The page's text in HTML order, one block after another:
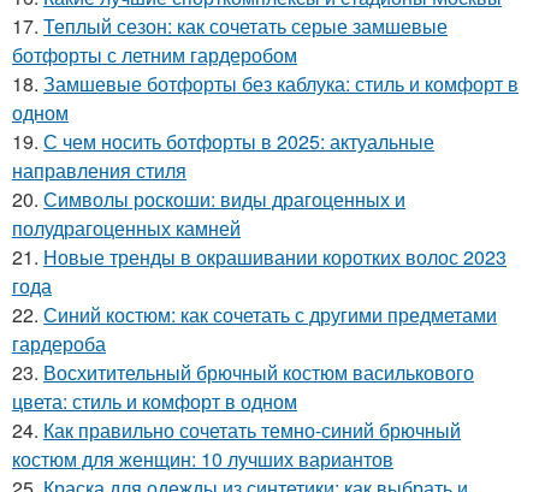
17. Теплый сезон: как сочетать серые замшевые
ботфорты с летним гардеробом
18. Замшевые ботфорты без каблука: стиль и комфорт в
одном
19. С чем носить ботфорты в 2025: актуальные
направления стиля
20. Символы роскоши: виды драгоценных и
полудрагоценных камней
21. Новые тренды в окрашивании коротких волос 2023
года
22. Синий костюм: как сочетать с другими предметами
гардероба
23. Восхитительный брючный костюм василькового
цвета: стиль и комфорт в одном
24. Как правильно сочетать темно-синий брючный
костюм для женщин: 10 лучших вариантов